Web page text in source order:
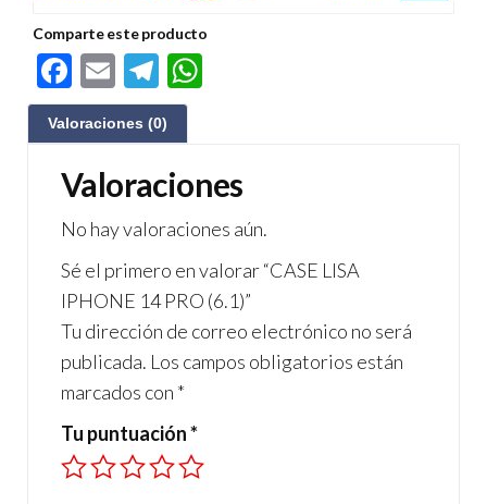
Comparte este producto
F
ac
e
b
o
o
k
E
m
ail
Te
le
gr
a
m
s
A
p
p
Valoraciones (0)
Valoraciones
No hay valoraciones aún.
Sé el primero en valorar “CASE LISA
IPHONE 14 PRO (6.1)”
Tu dirección de correo electrónico no será
publicada. Los campos obligatorios están
marcados con *
Tu puntuación*